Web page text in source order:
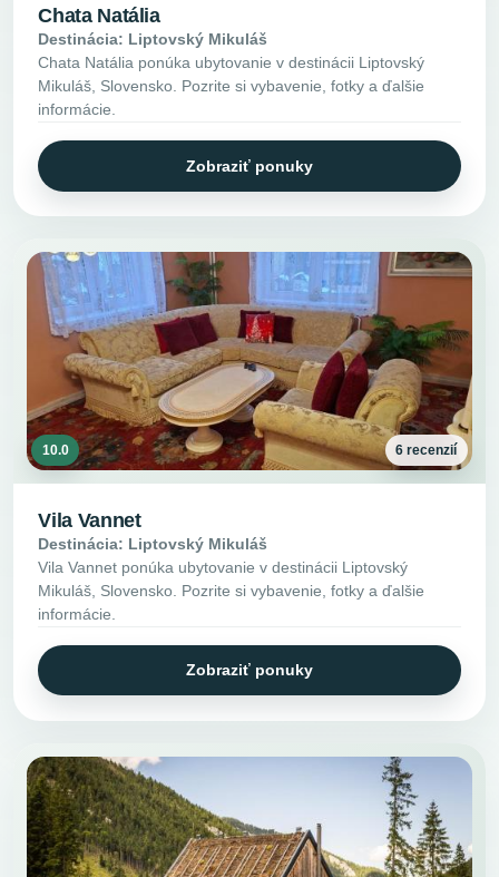
Chata Natália
Destinácia: Liptovský Mikuláš
Chata Natália ponúka ubytovanie v destinácii Liptovský
Mikuláš, Slovensko. Pozrite si vybavenie, fotky a ďalšie
informácie.
Zobraziť ponuky
10.0 6 recenzií
Vila Vannet
Destinácia: Liptovský Mikuláš
Vila Vannet ponúka ubytovanie v destinácii Liptovský
Mikuláš, Slovensko. Pozrite si vybavenie, fotky a ďalšie
informácie.
Zobraziť ponuky